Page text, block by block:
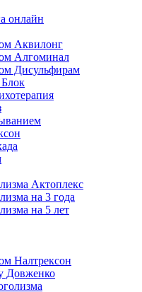
онлайн
Аквилонг
Алгоминал
Дисульфирам
Актоплекс
на 3 года
на 5 лет
Налтрексон
Довженко